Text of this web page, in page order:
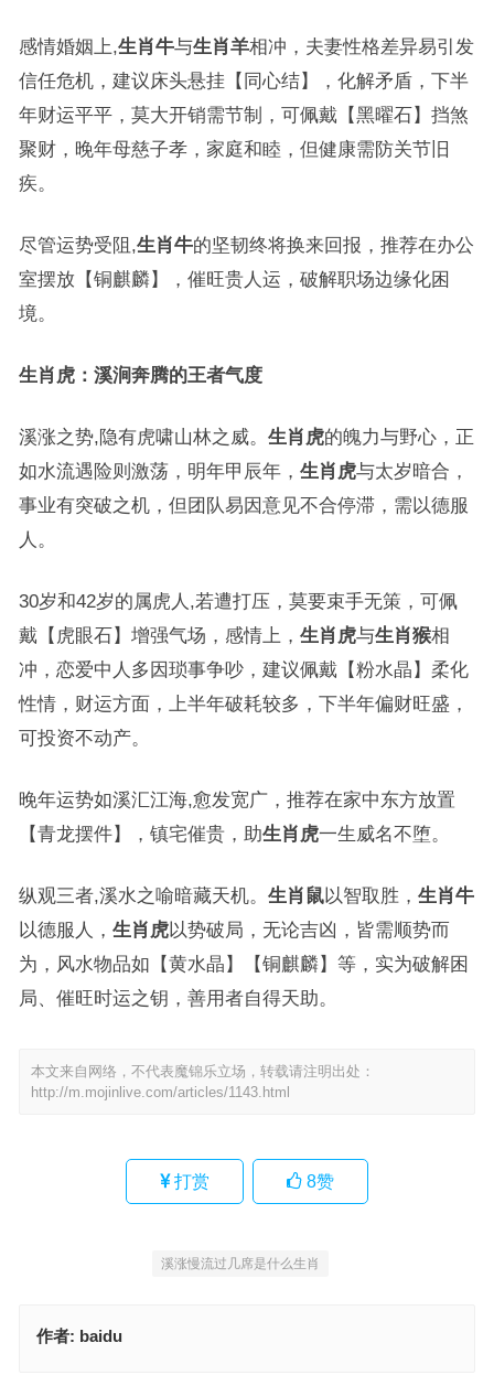
感情婚姻上,生肖牛与生肖羊相冲，夫妻性格差异易引发
信任危机，建议床头悬挂【同心结】，化解矛盾，下半
年财运平平，莫大开销需节制，可佩戴【黑曜石】挡煞
聚财，晚年母慈子孝，家庭和睦，但健康需防关节旧
疾。
尽管运势受阻,生肖牛的坚韧终将换来回报，推荐在办公
室摆放【铜麒麟】，催旺贵人运，破解职场边缘化困
境。
生肖虎：溪涧奔腾的王者气度
溪涨之势,隐有虎啸山林之威。 生肖虎的魄力与野心，正
如水流遇险则激荡，明年甲辰年， 生肖虎与太岁暗合，
事业有突破之机，但团队易因意见不合停滞，需以德服
人。
30岁和42岁的属虎人,若遭打压，莫要束手无策，可佩
戴【虎眼石】增强气场，感情上， 生肖虎与生肖猴相
冲，恋爱中人多因琐事争吵，建议佩戴【粉水晶】柔化
性情，财运方面，上半年破耗较多，下半年偏财旺盛，
可投资不动产。
晚年运势如溪汇江海,愈发宽广，推荐在家中东方放置
【青龙摆件】，镇宅催贵，助生肖虎一生威名不堕。
纵观三者,溪水之喻暗藏天机。 生肖鼠以智取胜， 生肖牛
以德服人， 生肖虎以势破局，无论吉凶，皆需顺势而
为，风水物品如【黄水晶】【铜麒麟】等，实为破解困
局、催旺时运之钥，善用者自得天助。
本文来自网络，不代表魔锦乐立场，转载请注明出处：
http://m.mojinlive.com/articles/1143.html
打赏 8赞
溪涨慢流过几席是什么生肖
作者: baidu